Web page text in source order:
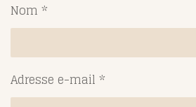
e
r r r r
Nom *
Adresse e-mail *